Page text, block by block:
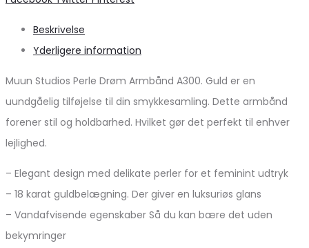
Beskrivelse
Yderligere information
Muun Studios Perle Drøm Armbånd A300. Guld er en
uundgåelig tilføjelse til din smykkesamling. Dette armbånd
forener stil og holdbarhed. Hvilket gør det perfekt til enhver
lejlighed.
– Elegant design med delikate perler for et feminint udtryk
– 18 karat guldbelægning. Der giver en luksuriøs glans
– Vandafvisende egenskaber Så du kan bære det uden
bekymringer